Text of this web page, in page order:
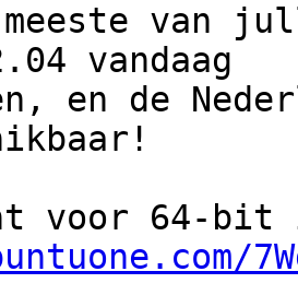
meeste van
vandaag
en de